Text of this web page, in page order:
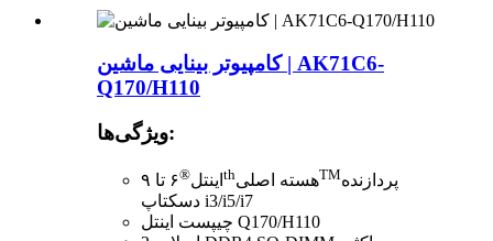
کامپیوتر بینایی ماشین | AK71C6-
Q170/H110
ویژگی‌ها:
اینتل®۶ تا ۹ thهسته اصلیTMپردازنده
دسکتاپ i3/i5/i7
چیپست اینتل Q170/H110